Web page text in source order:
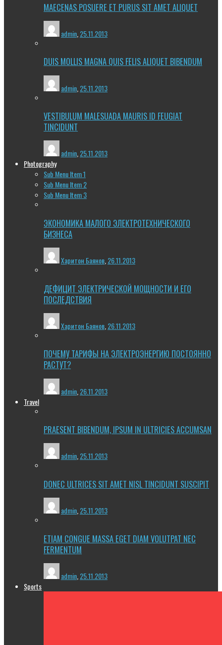
MAECENAS POSUERE ET PURUS SIT AMET ALIQUET
admin 25.11.2013
DUIS MOLLIS MAGNA QUIS FELIS ALIQUET BIBENDUM
admin 25.11.2013
VESTIBULUM MALESUADA MAURIS ID FEUGIAT
TINCIDUNT
admin,25.11.2013
Photography
Sub Menu Item 1
Sub Menu Item 2
Sub Menu Item 3
ЭКОНОМИКА МАЛОГО ЭЛЕКТРОТЕХНИЧЕСКОГО
БИЗНЕСА
Харитон Баянов 26.11.2013
ДЕФИЦИТ ЭЛЕКТРИЧЕСКОЙ МОЩНОСТИ И ЕГО
ПОСЛЕДСТВИЯ
Харитон Баянов 26.11.2013
ПОЧЕМУ ТАРИФЫ НА ЭЛЕКТРОЭНЕРГИЮ ПОСТОЯННО
РАСТУТ?
admin 26.11.2013
Travel
PRAESENT BIBENDUM, IPSUM IN ULTRICIES ACCUMSAN
admin,25.11.2013
DONEC ULTRICES SIT AMET NISL TINCIDUNT SUSCIPIT
admin 25.11.2013
ETIAM CONGUE MASSA EGET DIAM VOLUTPAT NEC
FERMENTUM
admin 25.11.2013
Sports